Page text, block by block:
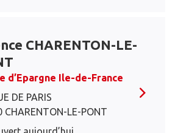
CHARENTON-LE-
d’Epargne Ile-de-France
DE PARIS
CHARENTON-LE-PONT